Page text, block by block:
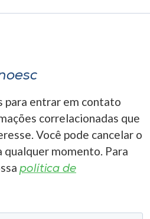
para entrar em contato
correlacionadas que
Você pode cancelar o
qualquer momento. Para
política de